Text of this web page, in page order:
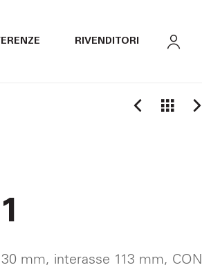
RIVENDITORI
mm, interasse 113 mm, CON